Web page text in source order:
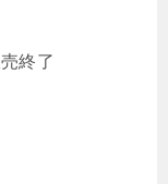
終了